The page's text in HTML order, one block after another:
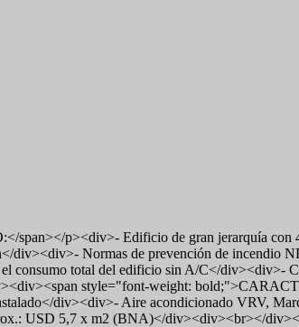
p><div>- Edificio de gran jerarquía con
div><div>- Normas de prevención de
consumo total del edificio sin A/C</
style="font-weight:
div><div>- Aire acondicionado VRV,
USD 5,7 x m2 (BNA)</div><div><br></